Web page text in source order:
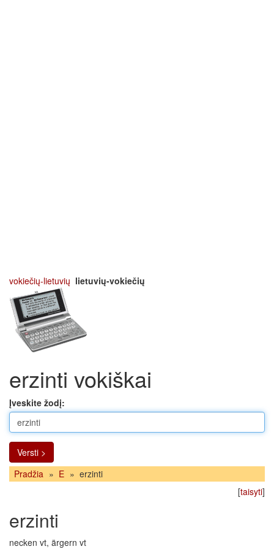
vokiečių-lietuvių lietuvių-vokiečių
erzinti vokiškai
Įveskite žodį:
Versti >
Pradžia » E » erzinti
[taisyti]
erzinti
necken vt, ärgern vt